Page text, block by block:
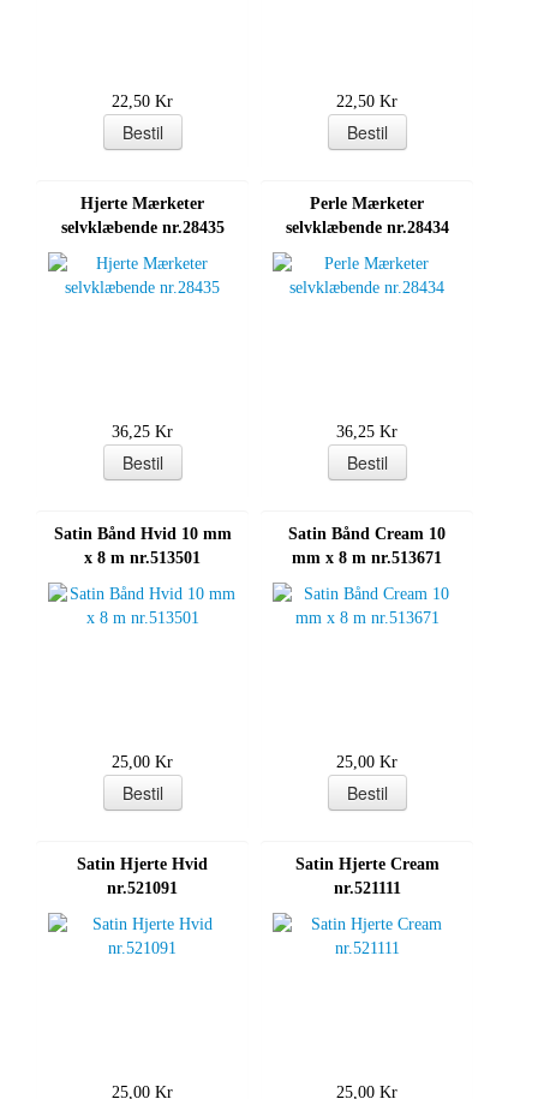
22,50 Kr 22,50 Kr
Hjerte Mærketer
selvklæbende nr.28435
36,25 Kr
Perle Mærketer
selvklæbende nr.28434
36,25 Kr
Satin Bånd Hvid 10 mm
x 8 m nr.513501
25,00 Kr
Satin Bånd Cream 10
mm x 8 m nr.513671
25,00 Kr
Satin Hjerte Hvid
nr.521091
25,00 Kr
Satin Hjerte Cream
nr.521111
25,00 Kr